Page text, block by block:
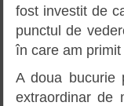
fost investit de
punctul de
în care am primit
A doua bucurie
extraordinar de